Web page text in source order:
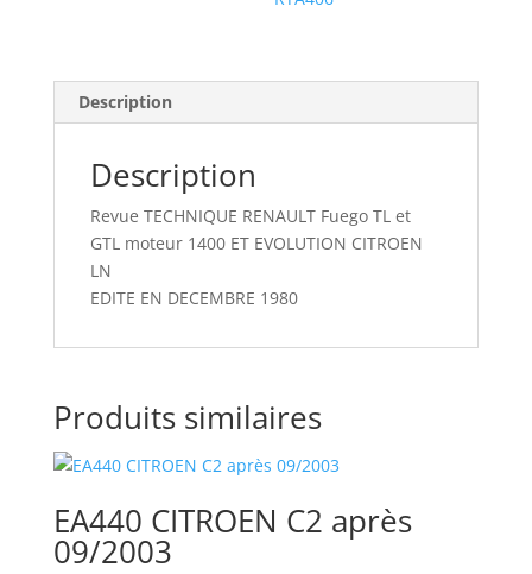
CITROEN
Description
Description
Revue TECHNIQUE RENAULT Fuego TL et
GTL moteur 1400 ET EVOLUTION CITROEN
LN
EDITE EN DECEMBRE 1980
Produits similaires
EA440 CITROEN C2 après
09/2003